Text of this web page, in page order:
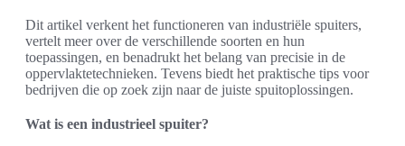
Dit artikel verkent het functioneren van industriële spuiters,
vertelt meer over de verschillende soorten en hun
toepassingen, en benadrukt het belang van precisie in de
oppervlaktetechnieken. Tevens biedt het praktische tips voor
bedrijven die op zoek zijn naar de juiste spuitoplossingen.
Wat is een industrieel spuiter?